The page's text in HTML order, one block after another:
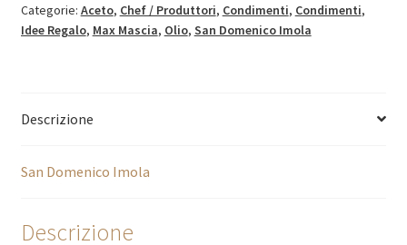
Categorie: Aceto, Chef / Produttori, Condimenti, Condimenti,
Idee Regalo, Max Mascia, Olio, San Domenico Imola
Descrizione
San Domenico Imola
Descrizione